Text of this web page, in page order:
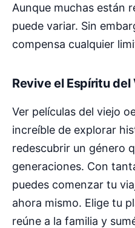
Aunque muchas están
puede variar. Sin
compensa cualquier
Revive el Espíritu del
Ver películas del viejo
increíble de explorar
redescubrir un género
generaciones. Con
puedes comenzar tu
ahora mismo. Elige tu
reúne a la familia y